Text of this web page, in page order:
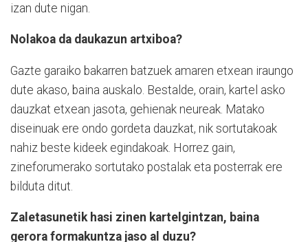
izan dute nigan.
Nolakoa da daukazun artxiboa?
Gazte garaiko bakarren batzuek amaren etxean iraungo
dute akaso, baina auskalo. Bestalde, orain, kartel asko
dauzkat etxean jasota, gehienak neureak. Matako
diseinuak ere ondo gordeta dauzkat, nik sortutakoak
nahiz beste kideek egindakoak. Horrez gain,
zineforumerako sortutako postalak eta posterrak ere
bilduta ditut.
Zaletasunetik hasi zinen kartelgintzan, baina
gerora formakuntza jaso al duzu?